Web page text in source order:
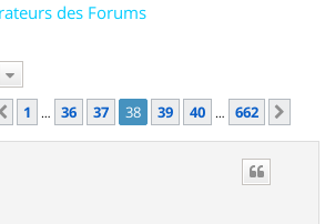
des Forums
38 sur662
Précédent
1 … 36 37 38 39 40 … 662